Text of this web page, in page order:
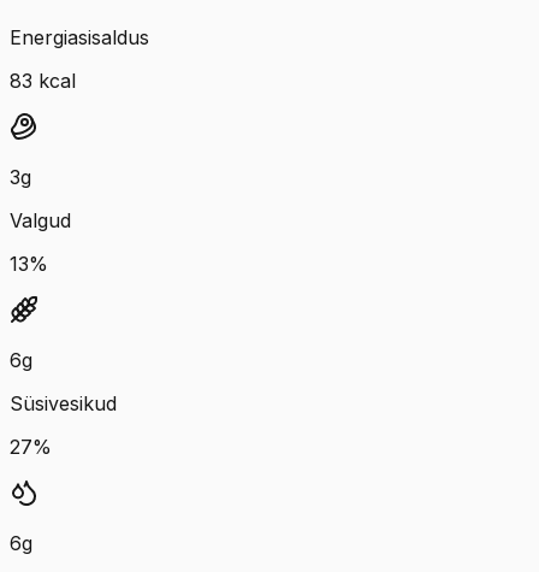
Energiasisaldus
83 kcal
3g
Valgud
13%
6g
Süsivesikud
27%
6g